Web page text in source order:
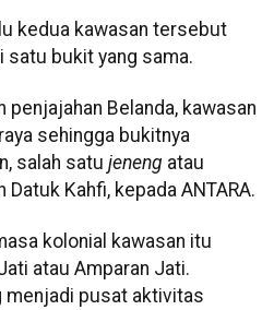
kedua kawasan tersebut
satu bukit yang sama.
penjajahan Belanda, kawasan
sehingga bukitnya
salah satu jeneng atau
Kahfi, kepada ANTARA.
kolonial kawasan itu
atau Amparan Jati.
menjadi pusat aktivitas